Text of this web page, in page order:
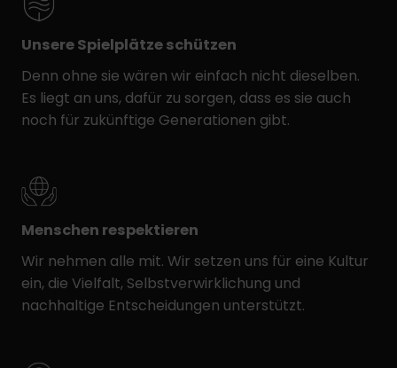
Unsere Spielplätze schützen
Denn ohne sie wären wir einfach nicht dieselben.
Es liegt an uns, dafür zu sorgen, dass es sie auch
noch für zukünftige Generationen gibt.
Menschen respektieren
Wir nehmen alle mit. Wir setzen uns für eine Kultur
ein, die Vielfalt, Selbstverwirklichung und
nachhaltige Entscheidungen unterstützt.